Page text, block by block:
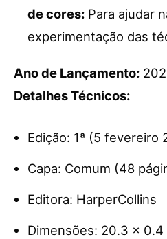
de cores: Para ajudar
experimentação das
Ano de Lançamento:
Detalhes Técnicos:
Edição: 1ª (5 fevereiro
Capa: Comum (48
Editora: HarperCollins
Dimensões: 20.3 x